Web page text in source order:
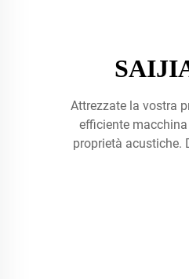
Attrezzate la vostra
efficiente
proprietà acustiche.